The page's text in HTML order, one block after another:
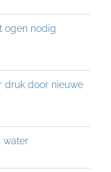
ogen nodig
druk door nieuwe
water